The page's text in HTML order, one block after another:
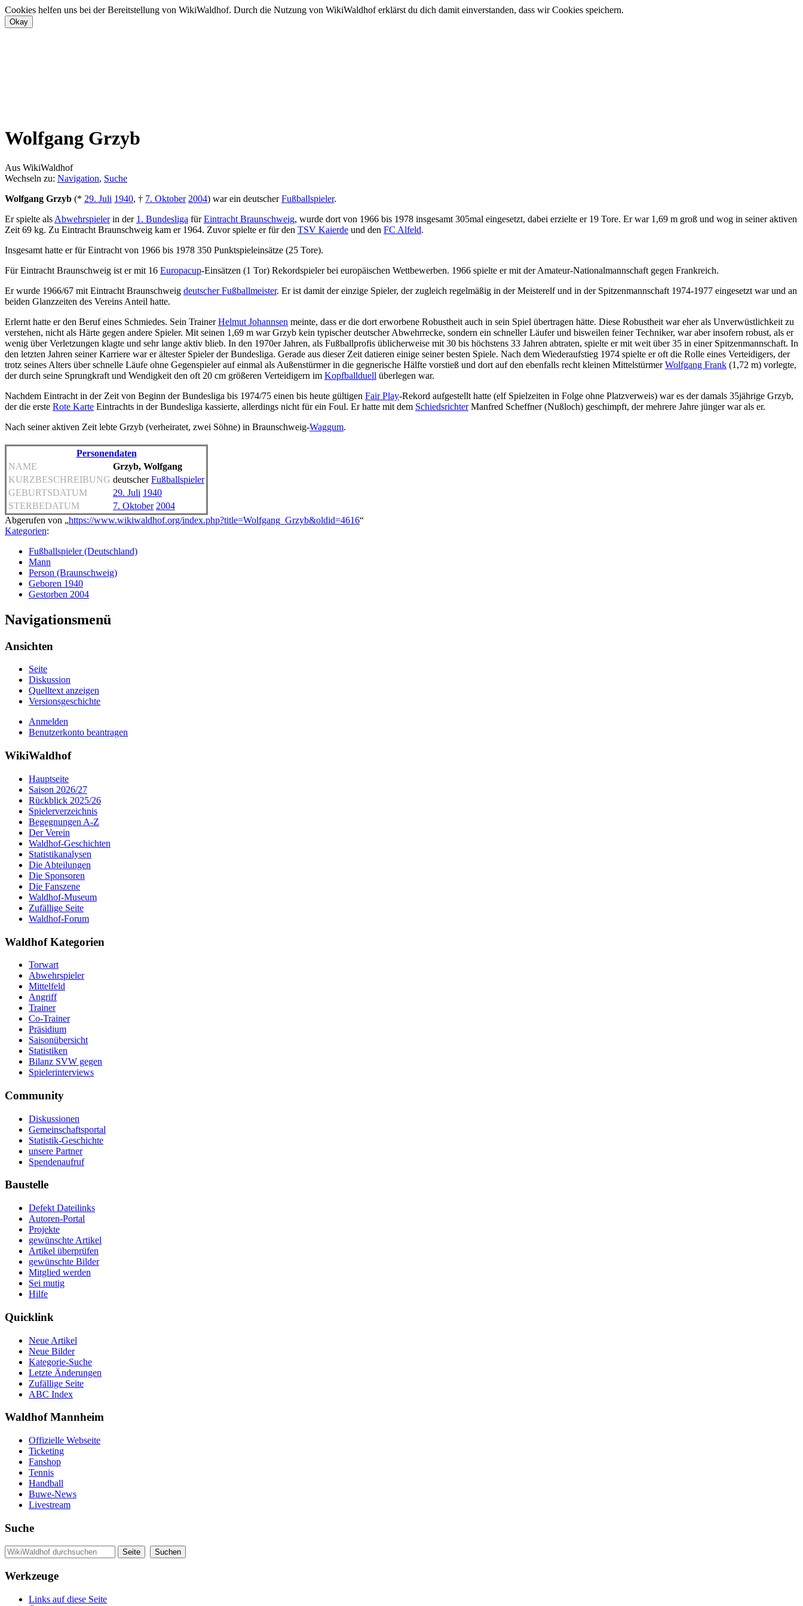
Cookies helfen uns bei der Bereitstellung von WikiWaldhof. Durch die Nutzung von WikiWaldhof erklärst du dich damit einverstanden, dass wir Cookies speichern.
Wolfgang Grzyb
Aus WikiWaldhof
Wechseln zu: Navigation, Suche
Wolfgang Grzyb (* 29. Juli 1940, † 7. Oktober 2004) war ein deutscherFußballspieler.
Er spielte als Abwehrspielerin der 1. Bundesliga fürEintracht Braunschweig, wurde dort von 1966 bis 1978 insgesamt 305mal eingesetzt, dabei erzielte er 19 Tore. Er war 1,69 m groß und wog in seiner aktiven
Zeit 69 kg. Zu Eintracht Braunschweig kam er 1964. Zuvor spielte er für den TSV Kaierde und den FC Alfeld.
Insgesamt hatte er für Eintracht von 1966 bis 1978 350 Punktspieleinsätze (25 Tore).
Für Eintracht Braunschweig ist er mit 16 Europacup-Einsätzen (1 Tor) Rekordspieler bei europäischen Wettbewerben. 1966 spielte er mit der Amateur-Nationalmannschaft gegen Frankreich.
Er wurde 1966/67 mit Eintracht Braunschweig deutscher Fußballmeister. Er ist damit der einzige Spieler, der zugleich regelmäßig in der Meisterelf und in der Spitzenmannschaft 1974-1977 eingesetzt war und an
beiden Glanzzeiten des Vereins Anteil hatte.
Erlernt hatte er den Beruf eines Schmiedes. Sein TrainerHelmut Johannsen meinte, dass er die dort erworbene Robustheit auch in sein Spiel übertragen hätte. Diese Robustheit war eher als Unverwüstlichkeit zu
verstehen, nicht als Härte gegen andere Spieler. Mit seinen 1,69 m war Grzyb kein typischer deutscher Abwehrrecke, sondern ein schneller Läufer und bisweilen feiner Techniker, war aber insofern robust, als er
wenig über Verletzungen klagte und sehr lange aktiv blieb. In den 1970er Jahren, als Fußballprofis üblicherweise mit 30 bis höchstens 33 Jahren abtraten, spielte er mit weit über 35 in einer Spitzenmannschaft. In
den letzten Jahren seiner Karriere war er ältester Spieler der Bundesliga. Gerade aus dieser Zeit datieren einige seiner besten Spiele. Nach dem Wiederaufstieg 1974 spielte er oft die Rolle eines Verteidigers, der
trotz seines Alters über schnelle Läufe ohne Gegenspieler auf einmal als Außenstürmer in die gegnerische Hälfte vorstieß und dort auf den ebenfalls recht kleinen MittelstürmerWolfgang Frank (1,72 m) vorlegte,
der durch seine Sprungkraft und Wendigkeit den oft 20 cm größeren Verteidigern im Kopfballduell überlegen war.
Nachdem Eintracht in der Zeit von Beginn der Bundesliga bis 1974/75 einen bis heute gültigen Fair Play-Rekord aufgestellt hatte (elf Spielzeiten in Folge ohne Platzverweis) war es der damals 35jährige Grzyb,
der die erste Rote Karte Eintrachts in der Bundesliga kassierte, allerdings nicht für ein Foul. Er hatte mit dem SchiedsrichterManfred Scheffner (Nußloch) geschimpft, der mehrere Jahre jünger war als er.
Nach seiner aktiven Zeit lebte Grzyb (verheiratet, zwei Söhne) in Braunschweig-Waggum.
Personendaten
NAME
Grzyb, Wolfgang
KURZBESCHREIBUNG deutscherFußballspieler
GEBURTSDATUM
29. Juli 1940
STERBEDATUM
7. Oktober 2004
Abgerufen von „https://www.wikiwaldhof.org/index.php?title=Wolfgang_Grzyb&oldid=4616“
Kategorien:
Fußballspieler (Deutschland)
Mann
Person (Braunschweig)
Geboren 1940
Gestorben 2004
Navigationsmenü
Ansichten
Seite
Diskussion
Quelltext anzeigen
Versionsgeschichte
Anmelden
Benutzerkonto beantragen
WikiWaldhof
Hauptseite
Saison 2026/27
Rückblick 2025/26
Spielerverzeichnis
Begegnungen A-Z
Der Verein
Waldhof-Geschichten
Statistikanalysen
Die Abteilungen
Die Sponsoren
Die Fanszene
Waldhof-Museum
Zufällige Seite
Waldhof-Forum
Waldhof Kategorien
Torwart
Abwehrspieler
Mittelfeld
Angriff
Trainer
Co-Trainer
Präsidium
Saisonübersicht
Statistiken
Bilanz SVW gegen
Spielerinterviews
Community
Diskussionen
Gemeinschaftsportal
Statistik-Geschichte
unsere Partner
Spendenaufruf
Baustelle
Defekt Dateilinks
Autoren-Portal
Projekte
gewünschte Artikel
Artikel überprüfen
gewünschte Bilder
Mitglied werden
Sei mutig
Hilfe
Quicklink
Neue Artikel
Neue Bilder
Kategorie-Suche
Letzte Änderungen
Zufällige Seite
ABC Index
Waldhof Mannheim
Offizielle Webseite
Ticketing
Fanshop
Tennis
Handball
Buwe-News
Livestream
Suche
Werkzeuge
Links auf diese Seite